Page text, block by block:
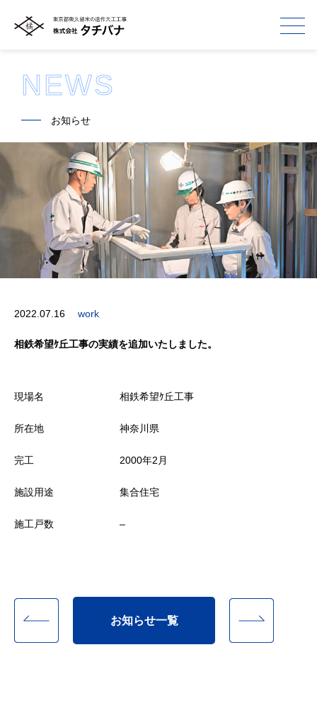
NEWS
━━ お知らせ
2022.07.16 work
相鉄希望ｹ丘工事の実績を追加いたしました。
現場名 相鉄希望ｹ丘工事
所在地 神奈川県
完工 2000年2月
施設用途 集合住宅
施工戸数 –
お知らせ一覧